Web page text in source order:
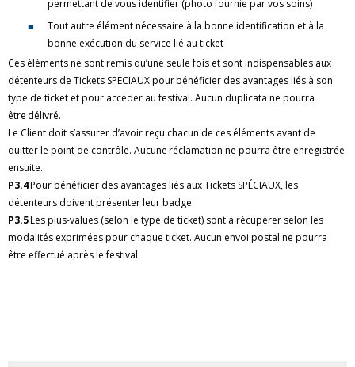
permettant de vous identifier (photo fournie par vos soins)
Tout autre élément nécessaire à la bonne identification et à la
bonne exécution du service lié au ticket
Ces éléments ne sont remis qu’une seule fois et sont indispensables aux
détenteurs de Tickets SPÉCIAUX pour bénéficier des avantages liés à son
type de ticket et pour accéder au festival. Aucun duplicata ne pourra
être délivré.
Le Client doit s’assurer d’avoir reçu chacun de ces éléments avant de
quitter le point de contrôle. Aucune réclamation ne pourra être enregistrée
ensuite.
P3.4Pour bénéficier des avantages liés aux Tickets SPÉCIAUX, les
détenteurs doivent présenter leur badge.
P3.5Les plus-values (selon le type de ticket) sont à récupérer selon les
modalités exprimées pour chaque ticket. Aucun envoi postal ne pourra
être effectué après le festival.